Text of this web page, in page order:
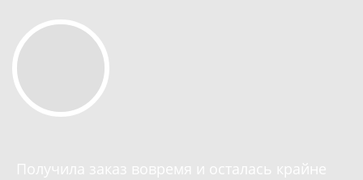
Получила заказ вовремя и осталась крайне